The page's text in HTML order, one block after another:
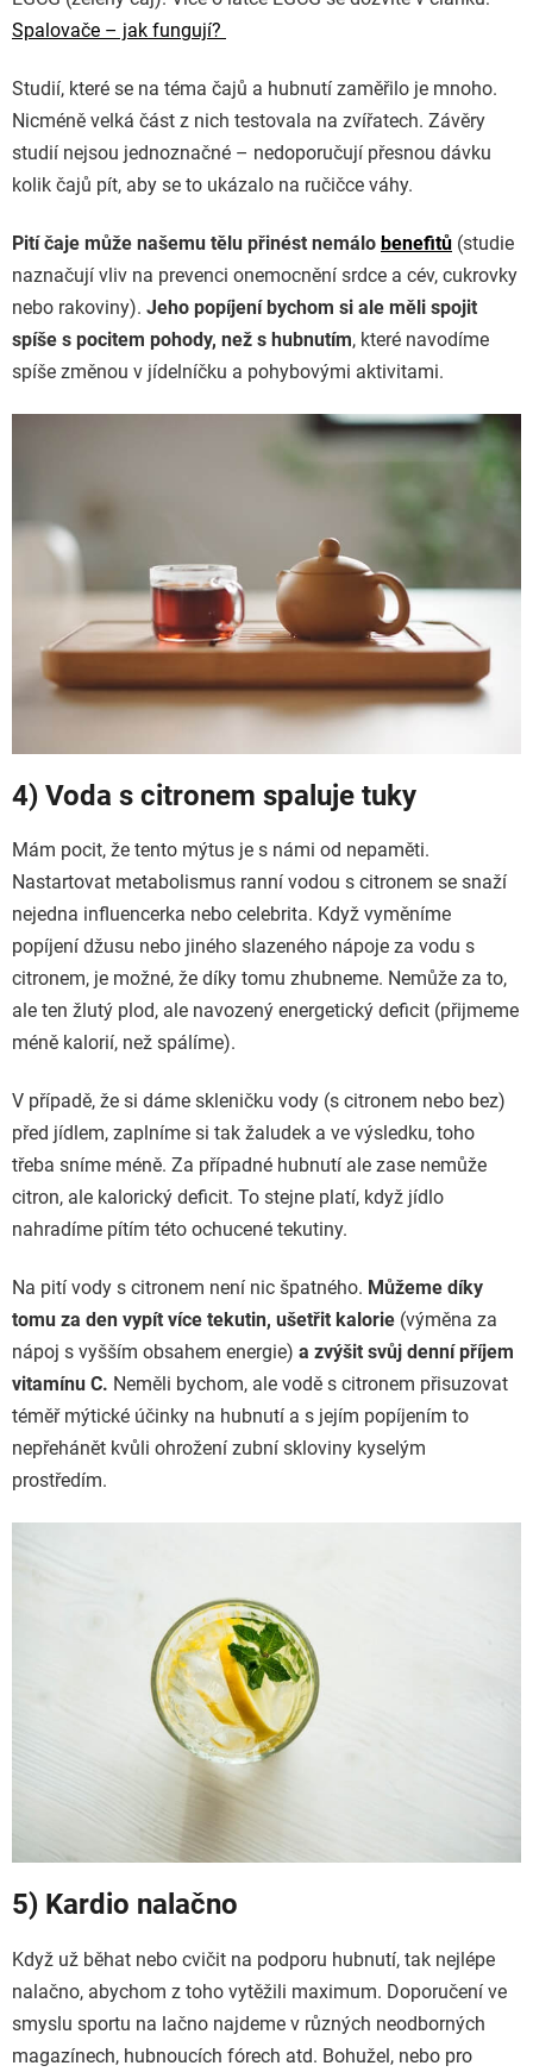
Spalovače – jak fungují?
Studií, které se na téma čajů a hubnutí zaměřilo je mnoho.
Nicméně velká část z nich testovala na zvířatech. Závěry
studií nejsou jednoznačné – nedoporučují přesnou dávku
kolik čajů pít, aby se to ukázalo na ručičce váhy.
Pití čaje může našemu tělu přinést nemálo benefitů (studie
naznačují vliv na prevenci onemocnění srdce a cév, cukrovky
nebo rakoviny). Jeho popíjení bychom si ale měli spojit
spíše s pocitem pohody, než s hubnutím, které navodíme
spíše změnou v jídelníčku a pohybovými aktivitami.
4) Voda s citronem spaluje tuky
Mám pocit, že tento mýtus je s námi od nepaměti.
Nastartovat metabolismus ranní vodou s citronem se snaží
nejedna influencerka nebo celebrita. Když vyměníme
popíjení džusu nebo jiného slazeného nápoje za vodu s
citronem, je možné, že díky tomu zhubneme. Nemůže za to,
ale ten žlutý plod, ale navozený energetický deficit (přijmeme
méně kalorií, než spálíme).
V případě, že si dáme skleničku vody (s citronem nebo bez)
před jídlem, zaplníme si tak žaludek a ve výsledku, toho
třeba sníme méně. Za případné hubnutí ale zase nemůže
citron, ale kalorický deficit. To stejne platí, když jídlo
nahradíme pítím této ochucené tekutiny.
Na pití vody s citronem není nic špatného. Můžeme díky
tomu za den vypít více tekutin, ušetřit kalorie (výměna za
nápoj s vyšším obsahem energie) a zvýšit svůj denní příjem
vitamínu C. Neměli bychom, ale vodě s citronem přisuzovat
téměř mýtické účinky na hubnutí a s jejím popíjením to
nepřehánět kvůli ohrožení zubní skloviny kyselým
prostředím.
5) Kardio nalačno
Když už běhat nebo cvičit na podporu hubnutí, tak nejlépe
nalačno, abychom z toho vytěžili maximum. Doporučení ve
smyslu sportu na lačno najdeme v různých neodborných
magazínech, hubnoucích fórech atd. Bohužel, nebo pro